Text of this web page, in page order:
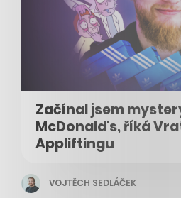
Začínal jsem
McDonald's, říká
Appliftingu
VOJTĚCH SEDLÁČEK